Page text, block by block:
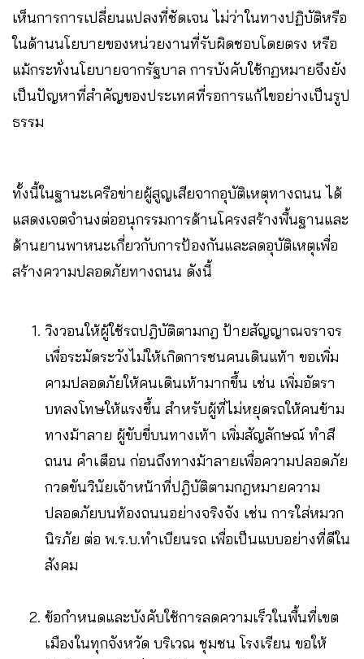
เห็นการการเปลี่ยนแปลงที่ชัดเจน ไม่ว่าในทางปฏิบัติหรือ
ในด้านนโยบายของหน่วยงานที่รับผิดชอบโดยตรง หรือ
แม้กระทั่งนโยบายจากรัฐบาล การบังคับใช้กฏหมายจึงยัง
เป็นปัญหาที่สำคัญของประเทศที่รอการแก้ไขอย่างเป็นรูป
ธรรม
ทั้งนี้ในฐานะเครือข่ายผู้สูญเสียจากอุบัติเหตุทางถนน ได้
แสดงเจตจำนงต่ออนุกรรมการด้านโครงสร้างพื้นฐานและ
ด้านยานพาหนะเกี่ยวกับการป้องกันและลดอุบัติเหตุเพื่อ
สร้างความปลอดภัยทางถนน ดังนี้
วิงวอนให้ผู้ใช้รถปฎิบัติตามกฎ ป้ายสัญญาณจราจร
เพื่อระมัดระวังไม่ให้เกิดการชนคนเดินแท้า ขอเพิ่ม
คามปลอดภัยให้คนเดินเท้ามากขึ้น เช่น เพิ่มอัตรา
บทลงโทษให้แรงขึ้น สำหรับผู้ที่ไม่หยุดรถให้คนข้าม
ทางม้าลาย ผู้ขับขี่บนทางเท้า เพิ่มสัญลักษณ์ ทำสี
ถนน คำเตือน ก่อนถึงทางม้าลายเพื่อความปลอดภัย
กวดขันวินัยเจ้าหน้าที่ปฎิบัติตามกฎหมายความ
ปลอดภัยบนท้องถนนอย่างจริงจัง เช่น การใส่หมวก
นิรภัย ต่อ พ.ร.บ.ทำเบียนรถ เพื่อเป็นแบบอย่างที่ดีใน
สังคม
ข้อกำหนดและบังคับใช้การลดความเร็วในพื้นที่เขต
เมืองในทุกจังหวัด บริเวณ ชุมชน โรงเรียน ขอให้